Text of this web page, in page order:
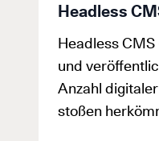
Headless
Headless
und
Anzahl
stoßen